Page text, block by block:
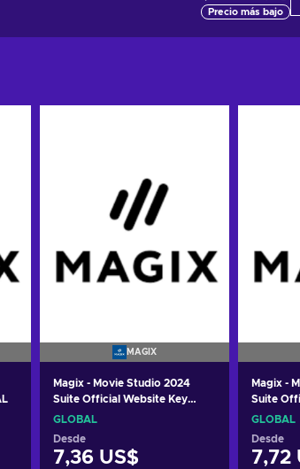
Precio más bajo
MAGIX
Magix - Movie Studio 2024
Suite Official Website Key
GLOBAL
GLOBAL
Desde
7,36 US$
Magix -
Suite
GLOBAL
GLOBAL
Desde
7,72